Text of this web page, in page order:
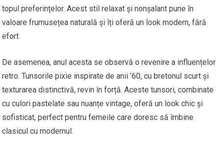
topul preferințelor. Acest stil relaxat și nonșalant pune în
valoare frumusețea naturală și îți oferă un look modern, fără
efort.
De asemenea, anul acesta se observă o revenire a influențelor
retro. Tunsorile pixie inspirate de anii ’60, cu bretonul scurt și
texturarea distinctivă, revin în forță. Aceste tunsori, combinate
cu culori pastelate sau nuanțe vintage, oferă un look chic și
sofisticat, perfect pentru femeile care doresc să îmbine
clasicul cu modernul.